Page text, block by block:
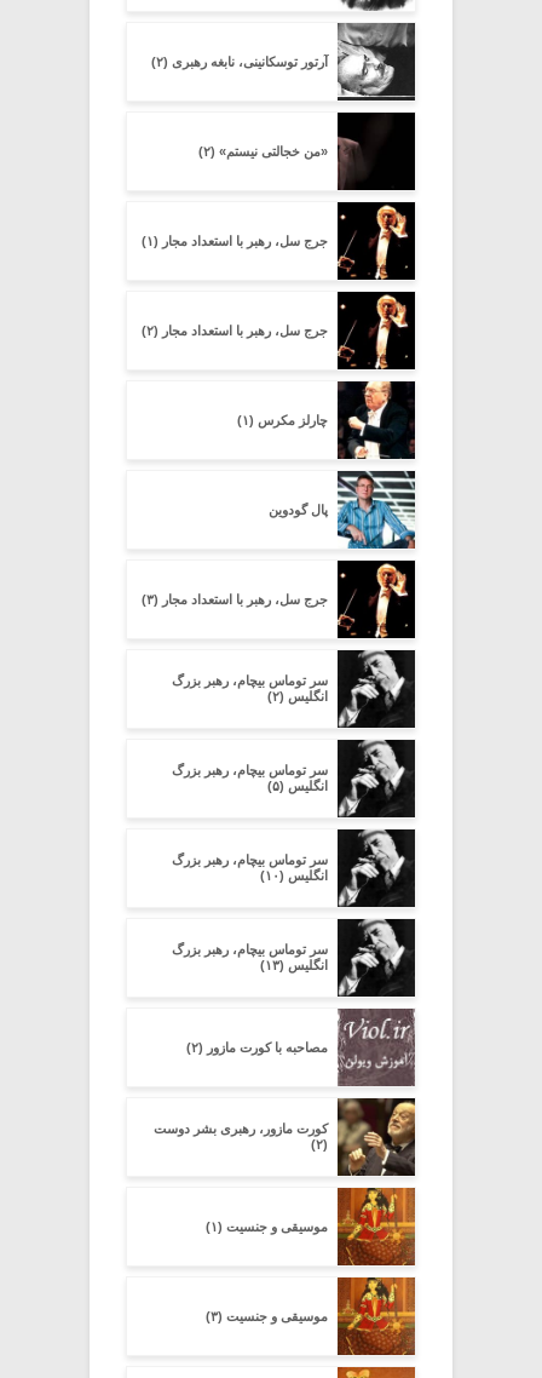
آرتور توسکانینی، نابغه رهبری (۲)
«من خجالتی نیستم» (۲)
جرج سل، رهبر با استعداد مجار (۱)
جرج سل، رهبر با استعداد مجار (۲)
چارلز مکرس (۱)
پال گودوین
جرج سل، رهبر با استعداد مجار (۳)
سر توماس بیچام، رهبر بزرگ
انگلیس (۲)
سر توماس بیچام، رهبر بزرگ
انگلیس (۵)
سر توماس بیچام، رهبر بزرگ
انگلیس (۱۰)
سر توماس بیچام، رهبر بزرگ
انگلیس (۱۳)
مصاحبه با کورت مازور (۲)
کورت مازور، رهبری بشر دوست
(۲)
موسیقی و جنسیت (۱)
موسیقی و جنسیت (۳)